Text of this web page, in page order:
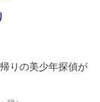
りの美少年探偵が